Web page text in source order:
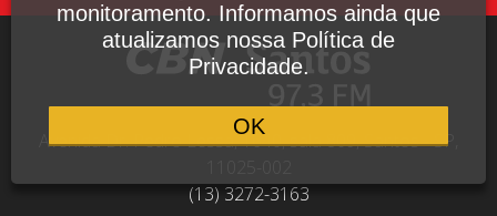
Avenida Dr. Pedro Lessa, 1640, sala 809, Santos - SP,
(13) 3272-3163
monitoramento. Informamos ainda que
atualizamos nossa Política de
Privacidade.
OK